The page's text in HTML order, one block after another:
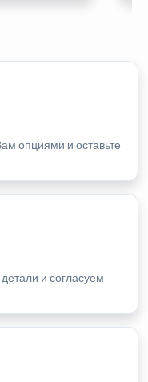
опциями и оставьте
и согласуем